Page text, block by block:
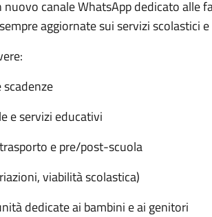
canale WhatsApp dedicato alle
aggiornate sui servizi scolastici e
e servizi educativi
e pre/post-scuola
viabilità scolastica)
dedicate ai bambini e ai genitori